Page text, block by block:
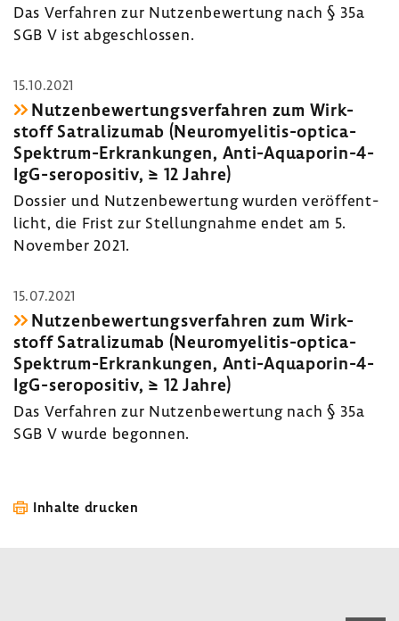
Das Verfahren zur Nutzen­be­wer­tung nach § 35a
SGB V ist abge­schlossen.
15.10.2021
Nutzen­be­wer­tungs­ver­fahren zum Wirk­
stoff Satra­li­zumab (Neuromyelitis-​optica-
Spektrum-Erkrankungen, Anti-​Aquaporin-4-
IgG-seropositiv, ≥ 12 Jahre)
Dossier und Nutzen­be­wer­tung wurden veröf­fent­
licht, die Frist zur Stel­lung­nahme endet am 5.
November 2021.
15.07.2021
Nutzen­be­wer­tungs­ver­fahren zum Wirk­
stoff Satra­li­zumab (Neuromyelitis-​optica-
Spektrum-Erkrankungen, Anti-​Aquaporin-4-
IgG-seropositiv, ≥ 12 Jahre)
Das Verfahren zur Nutzen­be­wer­tung nach § 35a
SGB V wurde begonnen.
Inhalte drucken